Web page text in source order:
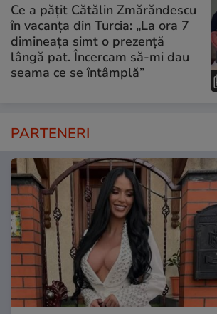
Ce a pățit Cătălin Zmărăndescu
în vacanța din Turcia: „La ora 7
dimineața simt o prezență
lângă pat. Încercam să-mi dau
seama ce se întâmplă”
PARTENERI